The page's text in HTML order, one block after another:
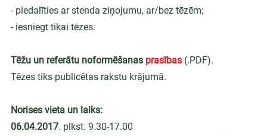
- piedalīties ar stenda ziņojumu, ar/bez tēzēm;
- iesniegt tikai tēzes.
Tēžu un referātu noformēšanas prasības (.PDF).
Tēzes tiks publicētas rakstu krājumā.
Norises vieta un laiks:
06.04.2017. plkst. 9.30-17.00